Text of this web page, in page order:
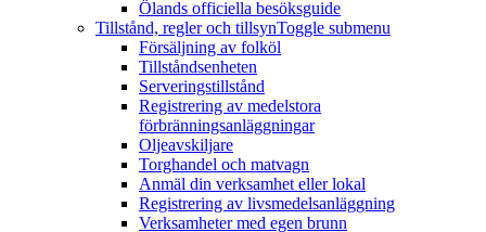
Ölands officiella besöksguide
Tillstånd, regler och tillsynToggle submenu
Försäljning av folköl
Tillståndsenheten
Serveringstillstånd
Registrering av medelstora
förbränningsanläggningar
Oljeavskiljare
Torghandel och matvagn
Anmäl din verksamhet eller lokal
Registrering av livsmedelsanläggning
Verksamheter med egen brunn